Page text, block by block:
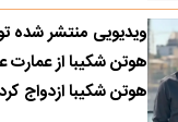
ویدیویی منتشر
هوتن شکیبا از عمارت
هوتن شکیبا ازدواج